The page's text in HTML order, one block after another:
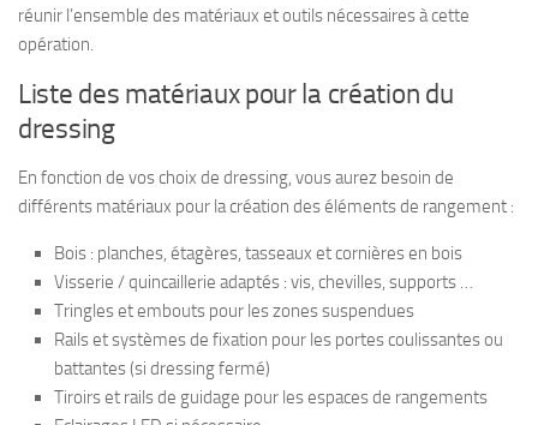
réunir l’ensemble des matériaux et outils nécessaires à cette
opération.
Liste des matériaux pour la création du
dressing
En fonction de vos choix de dressing, vous aurez besoin de
différents matériaux pour la création des éléments de rangement :
Bois : planches, étagères, tasseaux et cornières en bois
Visserie / quincaillerie adaptés : vis, chevilles, supports …
Tringles et embouts pour les zones suspendues
Rails et systèmes de fixation pour les portes coulissantes ou
battantes (si dressing fermé)
Tiroirs et rails de guidage pour les espaces de rangements